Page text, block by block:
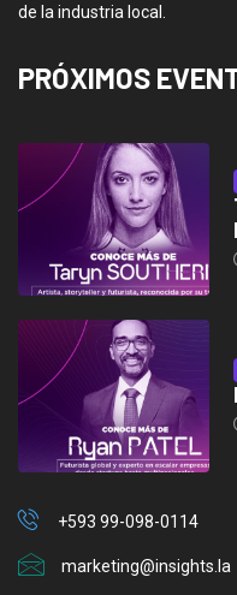
de la industria local.
PRÓXIMOS
+593 99-098-0114
marketing@insights.la